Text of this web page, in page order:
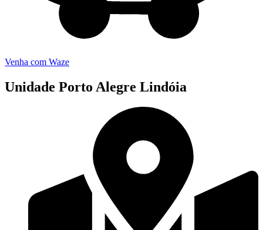
Venha com Waze
Unidade Porto Alegre Lindóia